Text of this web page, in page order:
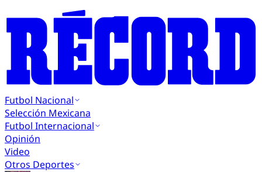
Futbol Nacional
Selección Mexicana
Futbol Internacional
Opinión
Video
Otros Deportes